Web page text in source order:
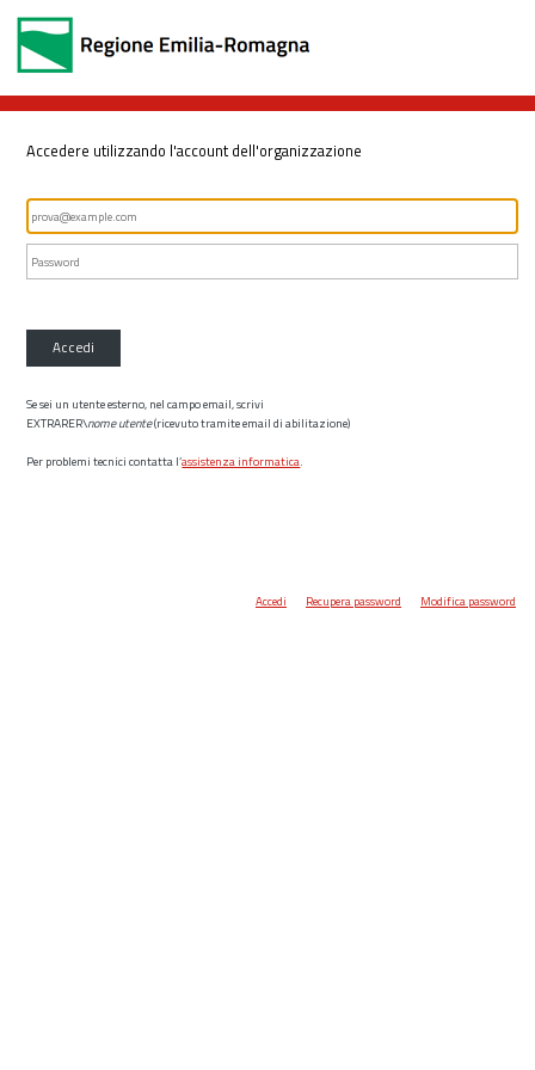
Accedere utilizzando l'account dell'organizzazione
Accedi
Se sei un utente esterno, nel campo email, scrivi
EXTRARER\nome utente(ricevuto tramite email di abilitazione)
Per problemi tecnici contatta l’assistenza informatica.
Accedi Recupera password Modifica password